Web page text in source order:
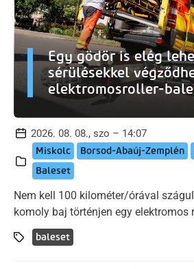
Egy gödör is elég
sérülésekkel
elektromosroller-
2026. 08. 08., szo – 14:07
Miskolc Borsod-Abaúj-Zemplén
Baleset
Nem kell 100 kilométer/órával
komoly baj történjen egy elektromos
baleset